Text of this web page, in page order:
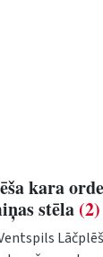
kara
stēla (2)